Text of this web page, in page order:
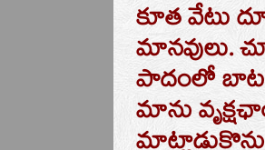
కూత వేటు
మానవులు.
పాదంలో బాట
మాను